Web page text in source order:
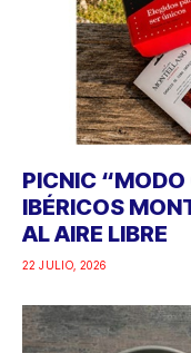
PICNIC “MODO
IBÉRICOS
AL AIRE LIBRE
22 JULIO, 2026